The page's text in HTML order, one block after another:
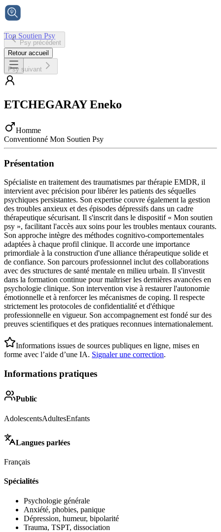
Ton Soutien Psy
Accueil
Psy précédent
Retour accueil
Psy suivant
ETCHEGARAY Eneko
Homme
Conventionné Mon Soutien Psy
Présentation
Spécialiste en traitement des traumatismes par thérapie EMDR, il
intervient avec précision pour libérer les patients des séquelles
psychiques persistantes. Son expertise couvre également la gestion
des troubles anxieux et des épisodes dépressifs dans un cadre
thérapeutique sécurisant. Il s'inscrit dans le dispositif « Mon soutien
psy », facilitant l'accès aux soins pour les troubles mentaux courants.
Son approche intègre des méthodes cognitivo-comportementales
adaptées à chaque profil clinique. Il accorde une importance
primordiale à la construction d'une alliance thérapeutique solide et
de confiance. Son parcours professionnel inclut des collaborations
avec des structures de santé mentale en milieu urbain. Il s'investit
dans la formation continue pour maîtriser les dernières avancées en
psychologie clinique. Son intervention vise à restaurer l'autonomie
émotionnelle et à renforcer les mécanismes de coping. Il respecte
strictement les protocoles de confidentialité et d'éthique
professionnelle en vigueur. Son accompagnement est fondé sur des
preuves scientifiques et des pratiques reconnues internationalement.
Informations issues de sources publiques en ligne, mises en
forme avec l’aide d’une IA. Signaler une correction.
Informations pratiques
Public
AdolescentsAdultesEnfants
Langues parlées
Français
Spécialités
Psychologie générale
Anxiété, phobies, panique
Dépression, humeur, bipolarité
Trauma, TSPT, dissociation